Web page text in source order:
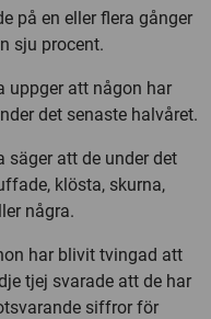
på en eller flera gånger
sju procent.
uppger att någon har
det senaste halvåret.
säger att de under det
klösta, skurna,
några.
har blivit tvingad att
tjej svarade att de har
siffror för